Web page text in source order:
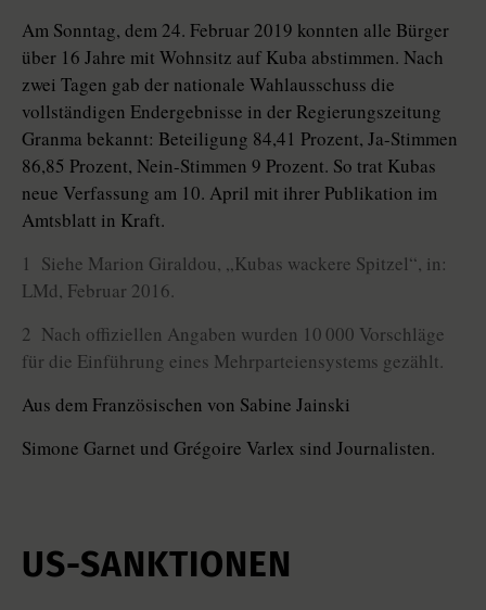
Am Sonntag, dem 24. Februar 2019 konnten alle Bürger
über 16 Jahre mit Wohnsitz auf Kuba abstimmen. Nach
zwei Tagen gab der nationale Wahlausschuss die
vollständigen Endergebnisse in der Regierungszeitung
Granma bekannt: Beteiligung 84,41 Prozent, Ja-Stimmen
86,85 Prozent, Nein-Stimmen 9 Prozent. So trat Kubas
neue Verfassung am 10. April mit ihrer Publikation im
Amtsblatt in Kraft.
1 Siehe Marion Giraldou, „Kubas wackere Spitzel“, in:
LMd, Februar 2016.
2 Nach offiziellen Angaben wurden 10 000 Vorschläge
für die Einführung eines Mehrparteiensystems gezählt.
Aus dem Französischen von Sabine Jainski
Simone Garnet und Grégoire Varlex sind Journalisten.
US-SANKTIONEN